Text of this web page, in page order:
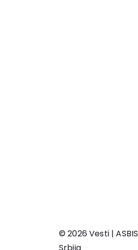
© 2026 Vesti | ASBIS